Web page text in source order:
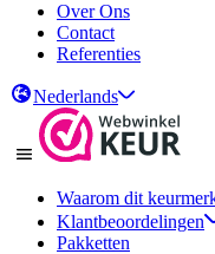
Over Ons
Contact
Referenties
Nederlands
Waarom dit
Klantbeoordelingen
Pakketten